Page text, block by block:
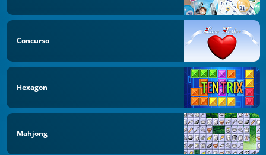
Concurso
Hexagon
Mahjong